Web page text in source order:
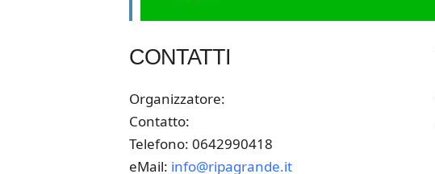
CONTATTI
Organizzatore:
Contatto:
Telefono: 0642990418
eMail: info@ripagrande.it